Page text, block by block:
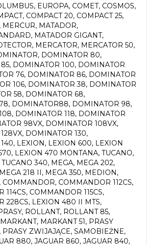
EUROPA, COMET, COSMOS,
COMPACT 20, COMPACT 25,
MERCUR, MATADOR,
MATADOR GIGANT,
MERCATOR, MERCATOR 50,
DOMINATOR 80,
DOMINATOR 100, DOMINATOR
76, DOMINATOR 86, DOMINATOR
106, DOMINATOR 38, DOMINATOR
58, DOMINATOR 68,
DOMINATOR88, DOMINATOR 98,
DOMINATOR 118, DOMINATOR
98VX, DOMINATOR 108VX,
DOMINATOR 130,
LEXION, LEXION 600, LEXION
LEXION 470 MONTANA, TUCANO,
340, MEGA, MEGA 202,
218 II, MEGA 350, MEDION,
COMMANDOR 112CS,
114CS, COMMANDOR 115CS,
228CS, LEXION 480 II MTS,
ROLLANT, ROLLANT 85,
MARKANT 51, PRASY
PRASY ZWIJAJĄCE, SAMOBIEŻNE,
880, JAGUAR 860, JAGUAR 840,